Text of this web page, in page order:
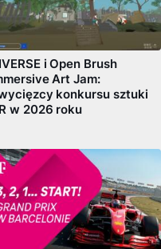
i Open Brush
Art Jam:
konkursu sztuki
w 2026 roku